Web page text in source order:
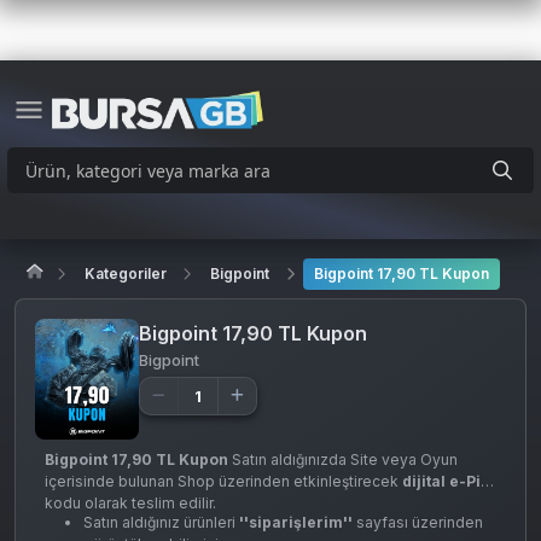
Kategoriler Bigpoint Bigpoint 17,90 TL Kupon
Bigpoint 17,90 TL Kupon
Bigpoint
Bigpoint 17,90 TL Kupon Satın aldığınızda Site veya Oyun
içerisinde bulunan Shop üzerinden etkinleştirecek dijital e-Pin
kodu olarak teslim edilir.
Satın aldığınız ürünleri ''siparişlerim'' sayfası üzerinden